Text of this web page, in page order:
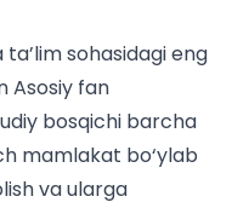
ta’lim sohasidagi eng
Asosiy fan
bosqichi barcha
mamlakat bo‘ylab
va ularga